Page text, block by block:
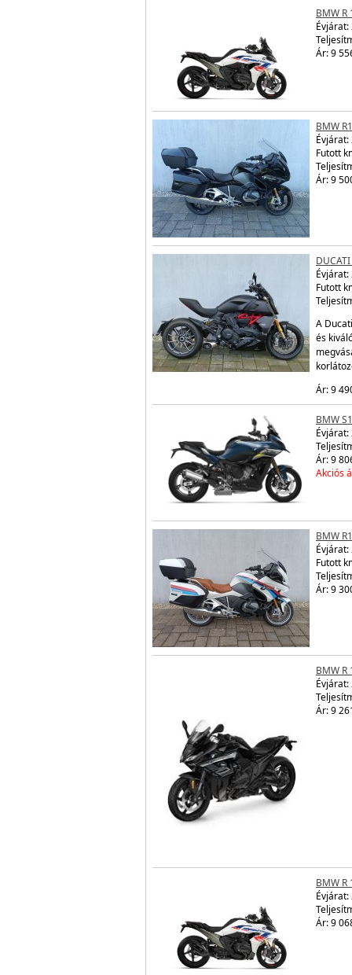
BMW R
Évjárat:
Ár: 9
BMW
Évjárat:
Futott
Ár: 9
Évjárat:
Futott
A
és
Ár: 9
BMW
Évjárat:
Ár: 9
Akciós
BMW
Évjárat:
Futott
Ár: 9
BMW R
Évjárat:
Ár: 9
BMW R
Évjárat:
Ár: 9